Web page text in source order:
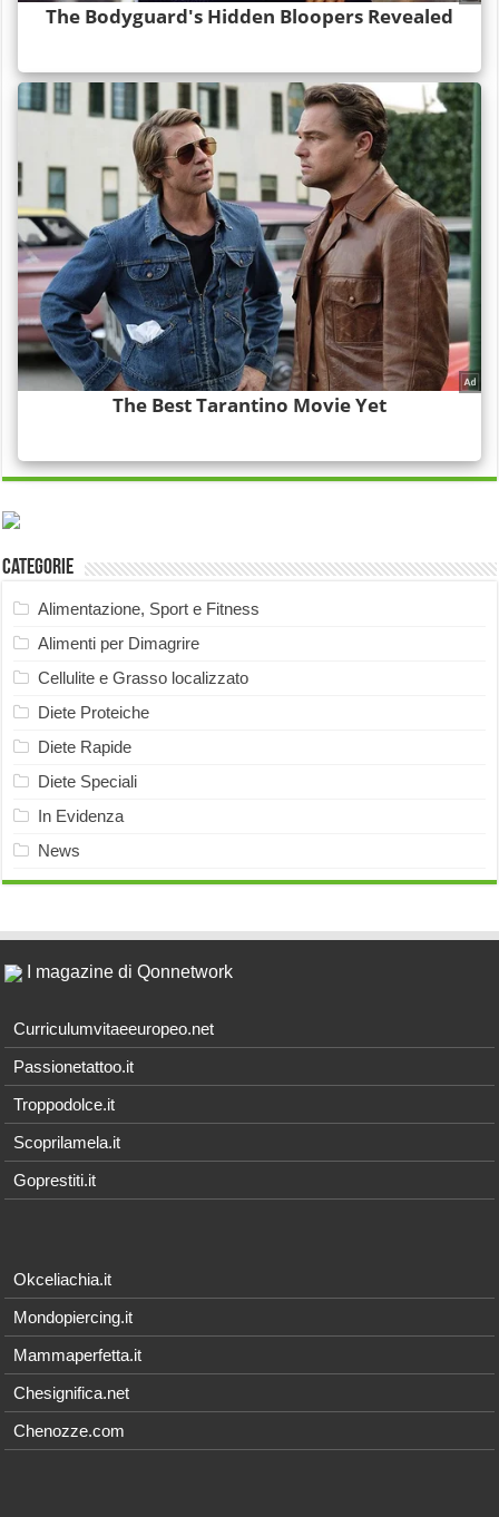
Categorie
Alimentazione, Sport e Fitness
Alimenti per Dimagrire
Cellulite e Grasso localizzato
Diete Proteiche
Diete Rapide
Diete Speciali
In Evidenza
News
I magazine di Qonnetwork
Curriculumvitaeeuropeo.net
Passionetattoo.it
Troppodolce.it
Scoprilamela.it
Goprestiti.it
Okceliachia.it
Mondopiercing.it
Mammaperfetta.it
Chesignifica.net
Chenozze.com